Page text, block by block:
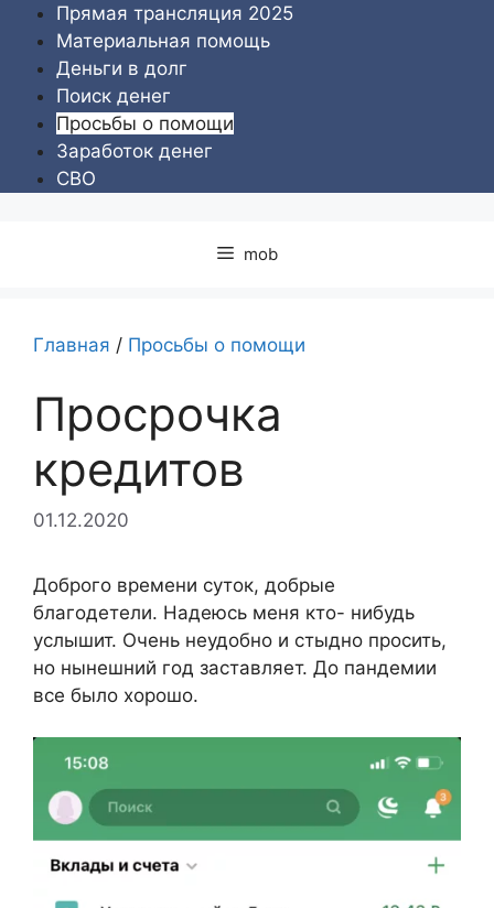
Перейти
содержимому
Прямая трансляция 2025
Материальная помощь
Деньги в долг
Поиск денег
Просьбы о помощи
Заработок денег
СВО
mob
Главная / Просьбы о помощи
Просрочка
кредитов
01.12.2020
Доброго времени суток, добрые
благодетели. Надеюсь меня кто- нибудь
услышит. Очень неудобно и стыдно просить,
но нынешний год заставляет. До пандемии
все было хорошо.